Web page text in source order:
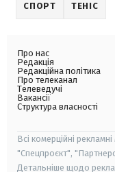
СПОРТ ТЕНІС
Про нас
Редакція
Редакційна політика
Про телеканал
Телеведучі
Вакансії
Структура власності
Всі комерційні
"Спецпроєкт",
Детальніше щодо